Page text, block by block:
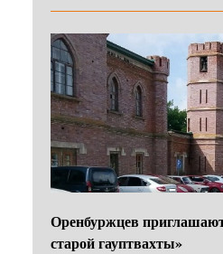
Оренбуржцев
старой гауптвахты»